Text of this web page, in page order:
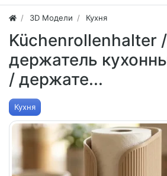
3D Модели Кухня
Küchenrollenhalter /
держатель
/ держате...
Кухня